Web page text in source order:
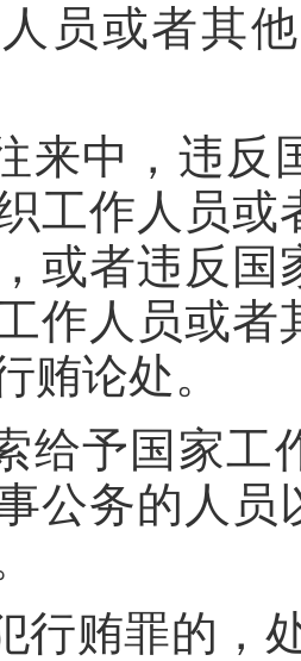
员或者其
来中，违反
工作人员或
或者违反国
作人员或者
贿论处。
给予国家工
公务的人
行贿罪的，